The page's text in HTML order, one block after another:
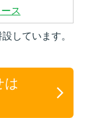
ス
しています。
は